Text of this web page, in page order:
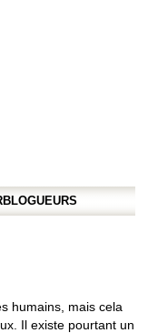
humains, mais cela
Il existe pourtant un